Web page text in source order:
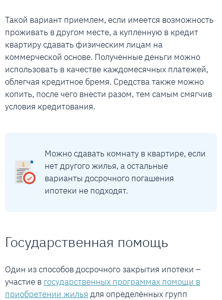
Такой вариант приемлем, если имеется возможность
проживать в другом месте, а купленную в кредит
квартиру сдавать физическим лицам на
коммерческой основе. Полученные деньги можно
использовать в качестве каждомесячных платежей,
облегчая кредитное бремя. Средства также можно
копить, после чего внести разом, тем самым смягчив
условия кредитования.
Можно сдавать комнату в квартире, если
нет другого жилья, а остальные
варианты досрочного погашения
ипотеки не подходят.
Государственная помощь
Один из способов досрочного закрытия ипотеки –
участие в государственных программах помощи в
приобретении жилья для определённых групп